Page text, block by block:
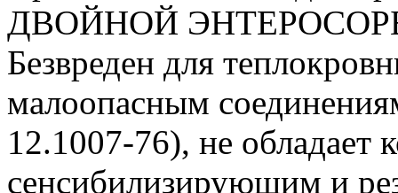
ДВОЙНОЙ
Безвреден для
малоопасным
12.1007-76), не
сенсибилизирующим и